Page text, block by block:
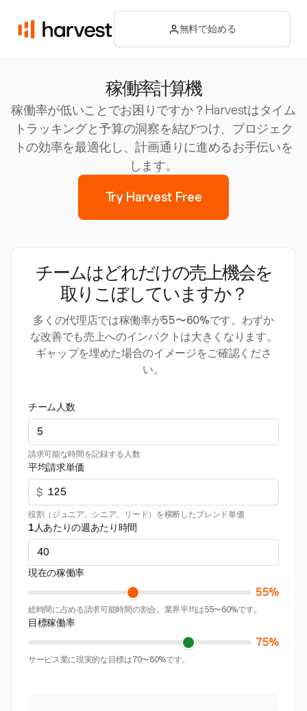
無料で始める
稼働率計算機
稼働率が低いことでお困りですか？Harvestはタイム
トラッキングと予算の洞察を結びつけ、プロジェク
トの効率を最適化し、計画通りに進めるお手伝いを
します。
Try Harvest Free
チームはどれだけの売上機会を
取りこぼしていますか？
多くの代理店では稼働率が55〜60%です。わずか
な改善でも売上へのインパクトは大きくなります。
ギャップを埋めた場合のイメージをご確認くださ
い。
チーム人数
請求可能な時間を記録する人数
平均請求単価
$
役割（ジュニア、シニア、リード）を横断したブレンド単価
1人あたりの週あたり時間
現在の稼働率
55%
総時間に占める請求可能時間の割合。業界平均は55〜60%です。
目標稼働率
75%
サービス業に現実的な目標は70〜80%です。